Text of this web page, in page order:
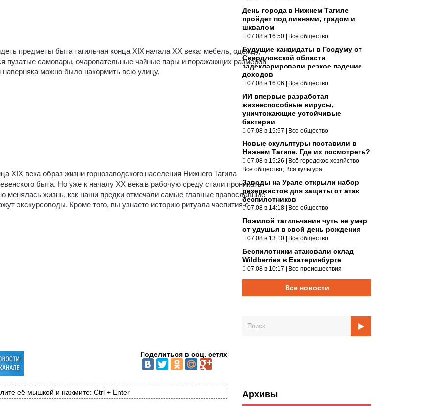
предметы быта тагильчан конца XIX начала XX века: мебель, одежду,
пузатые самовары, очаровательные чайные пары и поражающих размеров
можно было накормить всю улицу.
XIX века образ жизни горнозаводского населения Нижнего Тагила
быта. Но уже к началу XX века в рабочую среду стали проникать
менялась жизнь, как наши предки отмечали самые главные православные
экскурсоводы. Кроме того, вы узнаете историю ритуала чаепития с
Поделиться в соц. сетях
её мышкой и нажмите: Ctrl + Enter
День города в Нижнем Тагиле
пройдет под ливнями, градом и
шквалом
07.08 в 16:50 | Все общество
Будущие кандидаты в Госдуму от
Свердловской области
задекларировали резкое падение
доходов
07.08 в 16:06 | Все общество
ИИ впервые разработал
жизнеспособные вирусы,
уничтожающие устойчивые
бактерии
07.08 в 15:57 | Все общество
Новые скульптуры поставили в
Нижнем Тагиле. Где их посмотреть?
07.08 в 15:26 | Всё городское хозяйство
Все общество Вся культура
Заводы на Урале открыли набор
резервистов для защиты от атак
беспилотников
07.08 в 14:18 | Все общество
Пожилой тагильчанин чуть не умер
от удушья в свой день рождения
07.08 в 13:10 | Все общество
Беспилотники атаковали склад
Wildberries в Екатеринбурге
07.08 в 10:17 | Все происшествия
Все новости
Архивы